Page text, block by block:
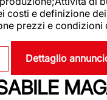
costi e definizione dei
prezzi e condizioni
Dettaglio